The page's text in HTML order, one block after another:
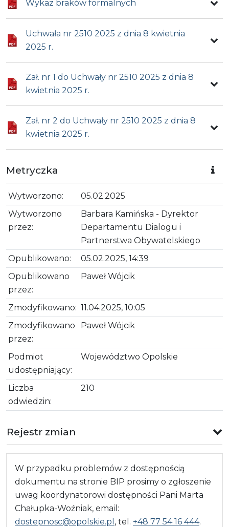
Wykaz braków formalnych
Uchwała nr 2510 2025 z dnia 8 kwietnia
2025 r.
Zał. nr 1 do Uchwały nr 2510 2025 z dnia 8
kwietnia 2025 r.
Zał. nr 2 do Uchwały nr 2510 2025 z dnia 8
kwietnia 2025 r.
Metryczka
Wytworzono:
05.02.2025
Wytworzono
przez:
Barbara Kamińska - Dyrektor
Departamentu Dialogu i
Partnerstwa Obywatelskiego
Opublikowano:
05.02.2025, 14:39
Opublikowano
przez:
Paweł Wójcik
Zmodyfikowano: 11.04.2025, 10:05
Zmodyfikowano
przez:
Paweł Wójcik
Podmiot
udostępniający:
Województwo Opolskie
Liczba
odwiedzin:
210
Rejestr zmian
W przypadku problemów z dostępnością
dokumentu na stronie BIP prosimy o zgłoszenie
uwag koordynatorowi dostępności Pani Marta
Chałupka-Woźniak, email:
dostepnosc@opolskie.pl , tel. +48 77 54 16 444.